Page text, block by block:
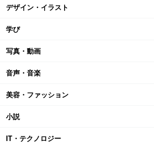
デザイン・イラスト
学び
写真・動画
音声・音楽
美容・ファッション
小説
IT・テクノロジー